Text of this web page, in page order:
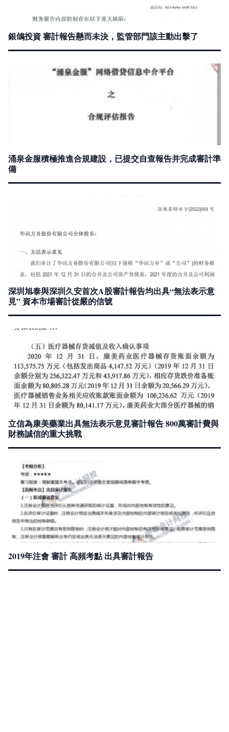
銀鴿投資 審計報告懸而未決，監管部門該主動出擊了
涌泉金服積極推進合規建設，已提交自查報告并完成審計準
備
深圳旭泰與深圳久安首次A股審計報告均出具“無法表示意
見” 資本市場審計從嚴的信號
立信為康美藥業出具無法表示意見審計報告 800萬審計費與
財務誠信的重大挑戰
2019年注會 審計 高頻考點 出具審計報告